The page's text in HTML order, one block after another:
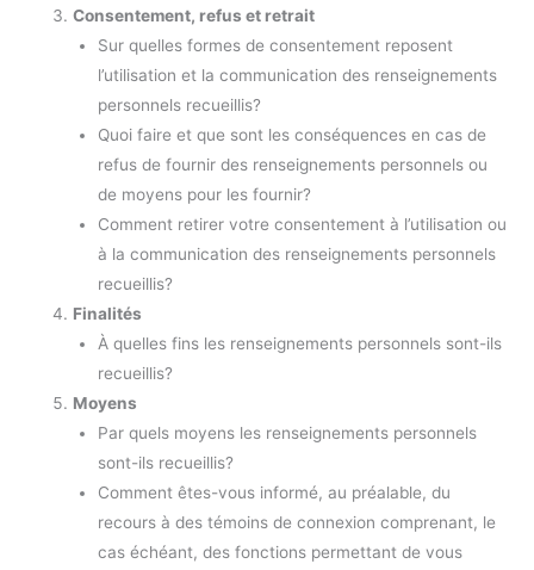
Consentement, refus et retrait
Sur quelles formes de consentement reposent
l’utilisation et la communication des renseignements
personnels recueillis?
Quoi faire et que sont les conséquences en cas de
refus de fournir des renseignements personnels ou
de moyens pour les fournir?
Comment retirer votre consentement à l’utilisation ou
à la communication des renseignements personnels
recueillis?
Finalités
À quelles fins les renseignements personnels sont-ils
recueillis?
Moyens
Par quels moyens les renseignements personnels
sont-ils recueillis?
Comment êtes-vous informé, au préalable, du
recours à des témoins de connexion comprenant, le
cas échéant, des fonctions permettant de vous